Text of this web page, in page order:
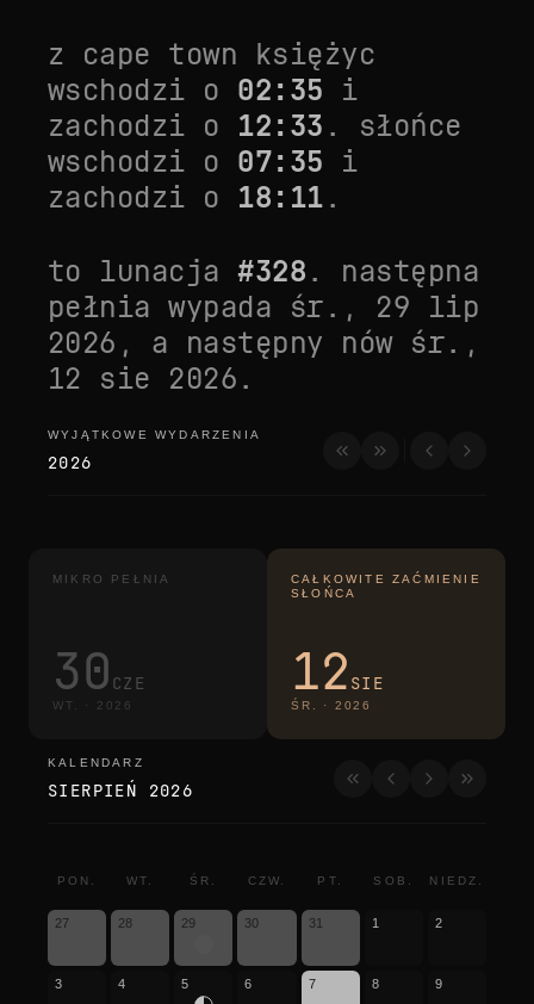
z cape town księżyc
wschodzi o 02:35 i
zachodzi o 12:33 . słońce
wschodzi o 07:35 i
zachodzi o 18:11.
to lunacja#328. następna
pełnia wypada śr., 29 lip
2026 , a następny nów śr.,
12 sie 2026.
wyjątkowe wydarzenia
WYJĄTKOWE WYDARZENIA
2026
MIKRO PEŁNIA
30 CZE
WT. · 2026
CAŁKOWITE ZAĆMIENIE
SŁOŃCA
12 SIE
ŚR. · 2026
kalendarz
KALENDARZ
SIERPIEŃ 2026
PON. WT. ŚR. CZW. PT. SOB. NIEDZ.
27 28 29 30 31 1 2
3 4 5 6 7 8 9